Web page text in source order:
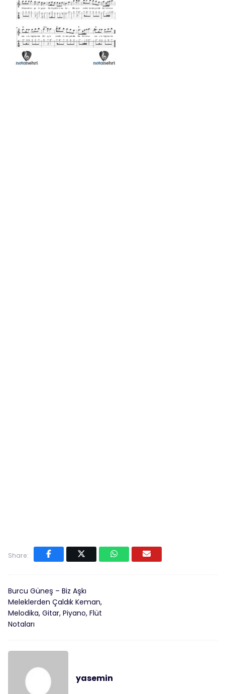
Share:
Burcu Güneş – Biz Aşkı
Meleklerden Çaldık Keman,
Melodika, Gitar, Piyano, Flüt
Notaları
yasemin